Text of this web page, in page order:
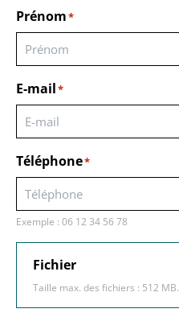
Prénom*
E-mail*
Téléphone*
Exemple : 06 12 34 56 78
Fichier
Taille max. des fichiers : 512 MB.